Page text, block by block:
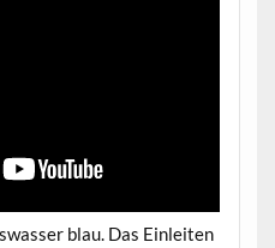
blau. Das Einleiten